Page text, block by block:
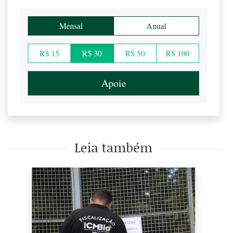
Mensal Anual
R$ 15 R$ 30 R$ 50 R$ 100
Apoie
Leia também